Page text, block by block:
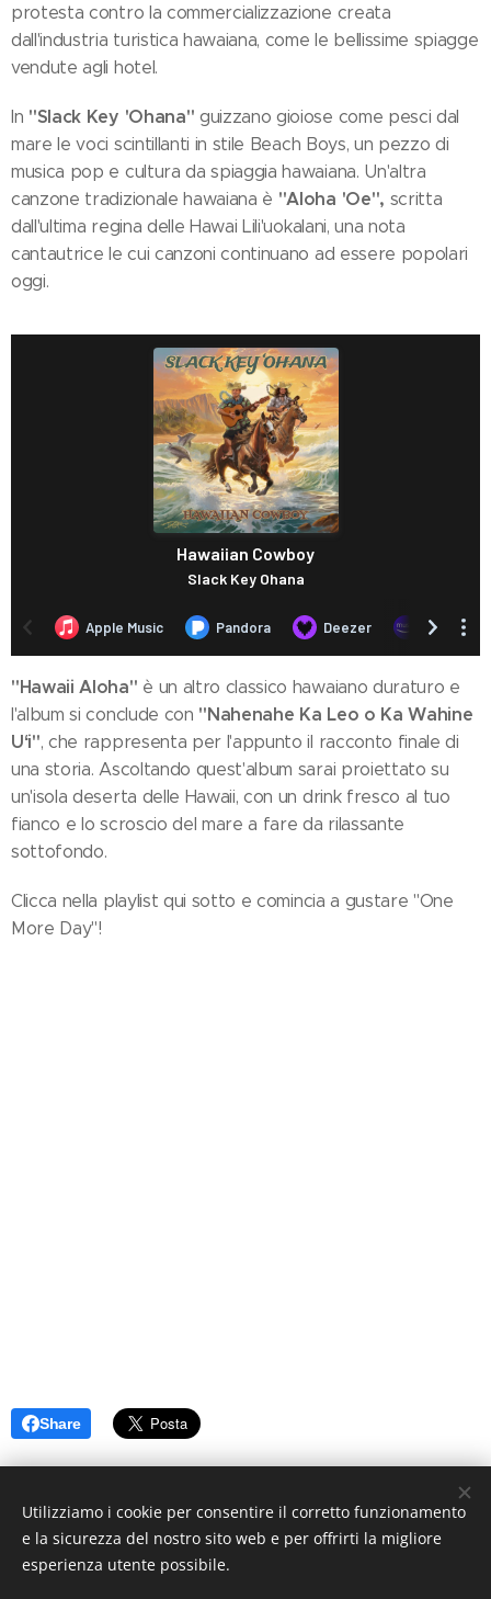
protesta contro la commercializzazione creata
dall'industria turistica hawaiana, come le bellissime spiagge
vendute agli hotel.
In "Slack Key 'Ohana" guizzano gioiose come pesci dal
mare le voci scintillanti in stile Beach Boys, un pezzo di
musica pop e cultura da spiaggia hawaiana. Un'altra
canzone tradizionale hawaiana è "Aloha 'Oe", scritta
dall'ultima regina delle Hawai Lili'uokalani, una nota
cantautrice le cui canzoni continuano ad essere popolari
oggi.
"Hawaii Aloha" è un altro classico hawaiano duraturo e
l'album si conclude con "Nahenahe Ka Leo o Ka Wahine
Uʻi", che rappresenta per l'appunto il racconto finale di
una storia. Ascoltando quest'album sarai proiettato su
un'isola deserta delle Hawaii, con un drink fresco al tuo
fianco e lo scroscio del mare a fare da rilassante
sottofondo.
Clicca nella playlist qui sotto e comincia a gustare "One
More Day"!
Share
© 2019 www.artistionline.tv
Utilizziamo i cookie per consentire il corretto funzionamento
e la sicurezza del nostro sito web e per offrirti la migliore
esperienza utente possibile.